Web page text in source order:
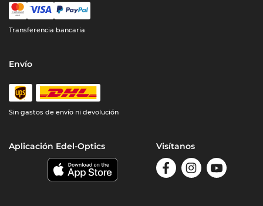
Transferencia bancaria
Envío
Sin gastos de envío ni devolución
Aplicación Edel-Optics Visítanos